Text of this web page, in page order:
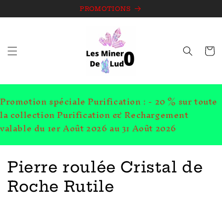
au
PROMOTIONS
Panier
Promotion spéciale Purification : - 20 % sur toute
la collection Purification & Rechargement
valable du 1er Août 2026 au 31 Août 2026
C
o
Pierre roulée Cristal de
Roche Rutile